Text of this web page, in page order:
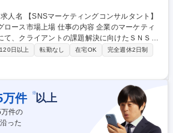
事の内容 企業のマーケティ
て、クライアントの課題解決に向けたＳＮＳコ
だきます。複数プラットフォームを統合した戦
ンサー活用 までを一気通貫でプロ
略の策定および実行のリード ■ソーシャルリ
ンテンツの企画・制作・進行管理 ■インフル
企画 ■マス広告連動等のフルファネルプランニ
の専門家と連携し統合的アプローチが可能で
き、大きな裁量で活躍できます。 募集職種
サルタント】一気通貫で支援が可能／グロース
日以上 転勤なし 在宅OK
完全週休2日制
万件 ※以上
万件の
った